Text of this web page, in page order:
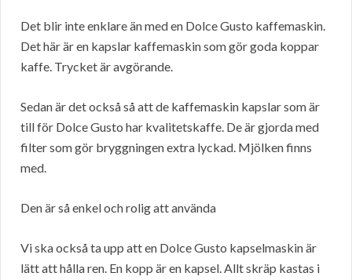
Det blir inte enklare än med en Dolce Gusto kaffemaskin.
Det här är en kapslar kaffemaskin som gör goda koppar
kaffe. Trycket är avgörande.
Sedan är det också så att de kaffemaskin kapslar som är
till för Dolce Gusto har kvalitetskaffe. De är gjorda med
filter som gör bryggningen extra lyckad. Mjölken finns
med.
Den är så enkel och rolig att använda
Vi ska också ta upp att en Dolce Gusto kapselmaskin är
lätt att hålla ren. En kopp är en kapsel. Allt skräp kastas i